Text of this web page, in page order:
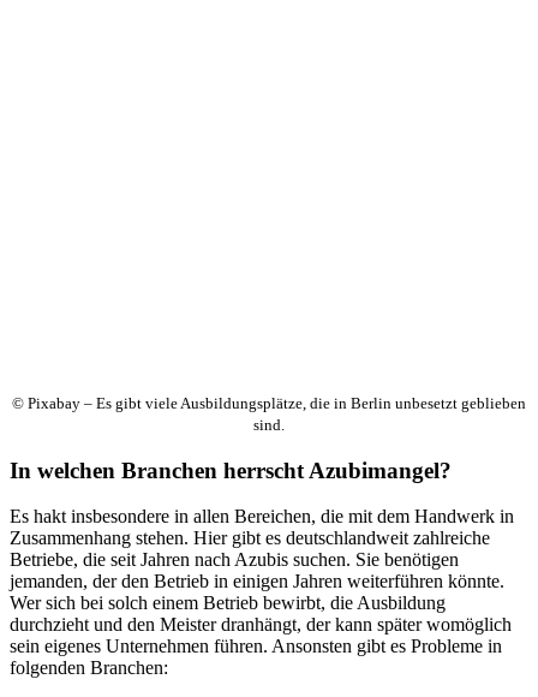
© Pixabay – Es gibt viele Ausbildungsplätze, die in Berlin unbesetzt geblieben
sind.
In welchen Branchen herrscht Azubimangel?
Es hakt insbesondere in allen Bereichen, die mit dem Handwerk in
Zusammenhang stehen. Hier gibt es deutschlandweit zahlreiche
Betriebe, die seit Jahren nach Azubis suchen. Sie benötigen
jemanden, der den Betrieb in einigen Jahren weiterführen könnte.
Wer sich bei solch einem Betrieb bewirbt, die Ausbildung
durchzieht und den Meister dranhängt, der kann später womöglich
sein eigenes Unternehmen führen. Ansonsten gibt es Probleme in
folgenden Branchen: